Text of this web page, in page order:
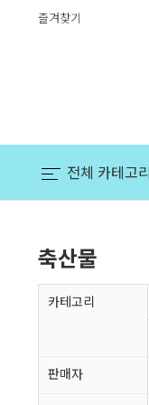
즐겨찾기
전체 카테고리
축산물
카테고리
판매자